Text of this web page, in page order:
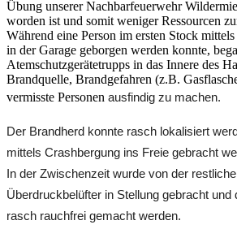
Übung unserer Nachbarfeuerwehr
worden ist und somit weniger Ressourcen
Während eine Person im ersten Stock
in der Garage geborgen werden konnte,
Atemschutzgerätetrupps in das Innere des
Brandquelle, Brandgefahren (z.B.
vermisste Personen ausfindig zu machen.
Der Brandherd konnte rasch lokalisiert
mittels Crashbergung ins Freie gebracht
In der Zwischenzeit wurde von der
Überdruckbelüfter in Stellung gebracht und
rasch rauchfrei gemacht werden.